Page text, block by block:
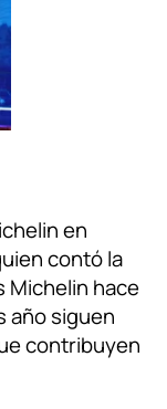
en
contó la
Michelin hace
año siguen
contribuyen